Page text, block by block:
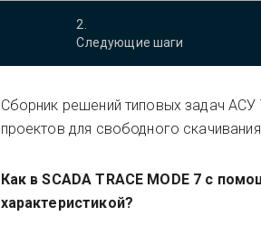
2
Следующие шаги
Сборник решений типовых задач АСУ
проектов для свободного
Как в SCADA TRACE MODE 7 с
характеристикой?